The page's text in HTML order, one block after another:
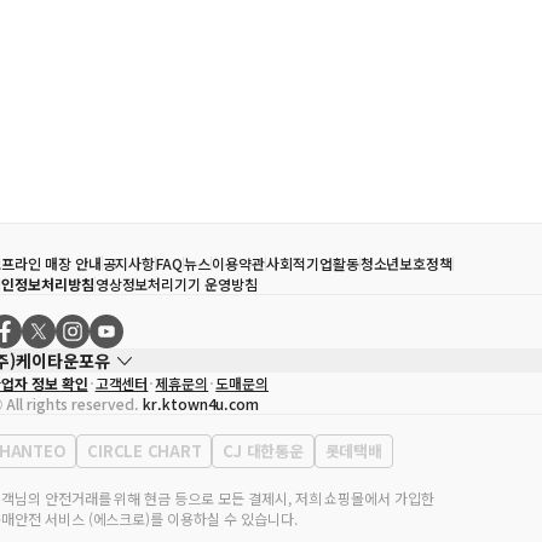
라인 매장 안내공지사항FAQ뉴스이용약관사회적기업활동청소년보호정책
정보처리방침영상정보처리기기 운영방침
)케이타운포유
자
송효민
업자등록번호
120-87-71116
판매업 신고번호 제2011-서울강남-02223
표전화
02-552-9855
자 정보 확인 고객센터 제휴문의 도매문의
rights reserved. kr.ktown4u.com
HANTEO CIRCLE CHART CJ 대한통운 롯데택배
님의 안전거래를 위해 현금 등으로 모든 결제시, 저희 쇼핑몰에서 가입한
안전 서비스 (에스크로)를 이용하실 수 있습니다.